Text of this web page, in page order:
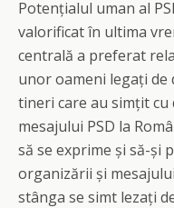
Potențialul uman al
valorificat în ultima
centrală a preferat
unor oameni legați
tineri care au simțit cu
mesajului PSD la
să se exprime și să-și
organizării și
stânga se simt lezați